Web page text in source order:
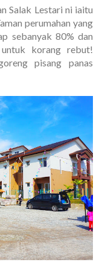
Salak Lestari ni iaitu
perumahan yang
sebanyak 80% dan
korang rebut!
pisang panas